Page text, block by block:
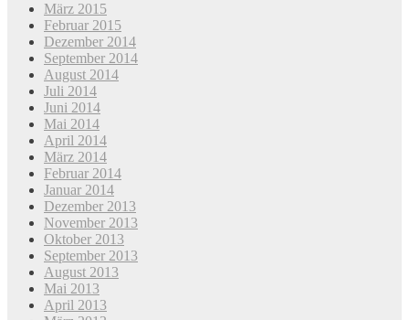
März 2015
Februar 2015
Dezember 2014
September 2014
August 2014
Juli 2014
Juni 2014
Mai 2014
April 2014
März 2014
Februar 2014
Januar 2014
Dezember 2013
November 2013
Oktober 2013
September 2013
August 2013
Mai 2013
April 2013